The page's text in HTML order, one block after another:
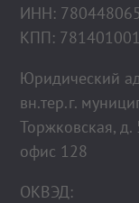
ИНН:
КПП: 781401001
Юридический
вн.тер.г.
Торжковская, д.
офис 128
ОКВЭД: